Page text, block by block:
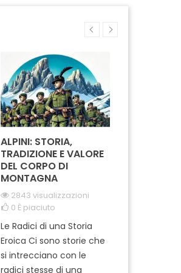
cieli per dieci anni,
traguardo significativo...
ALPINI: STORIA,
TRADIZIONE E VALORE
DEL CORPO DI
MONTAGNA
2843 visualizzazioni
0 È piaciuto
Le Radici di una Storia
Eroica Ci sono storie che
si intrecciano con le
radici stesse di una